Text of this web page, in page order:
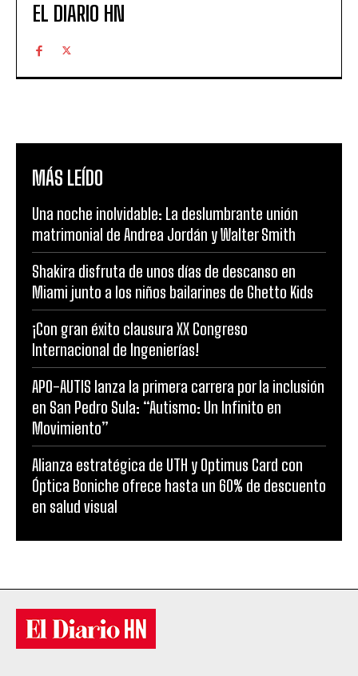
EL DIARIO HN
MÁS LEÍDO
Una noche inolvidable: La deslumbrante unión
matrimonial de Andrea Jordán y Walter Smith
Shakira disfruta de unos días de descanso en
Miami junto a los niños bailarines de Ghetto Kids
¡Con gran éxito clausura XX Congreso
Internacional de Ingenierías!
APO-AUTIS lanza la primera carrera por la inclusión
en San Pedro Sula: “Autismo: Un Infinito en
Movimiento”
Alianza estratégica de UTH y Optimus Card con
Óptica Boniche ofrece hasta un 60% de descuento
en salud visual